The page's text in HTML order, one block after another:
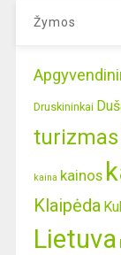
Žymos
Druskininkai
turizmas
kaina kainos
Klaipėda
Lietuva